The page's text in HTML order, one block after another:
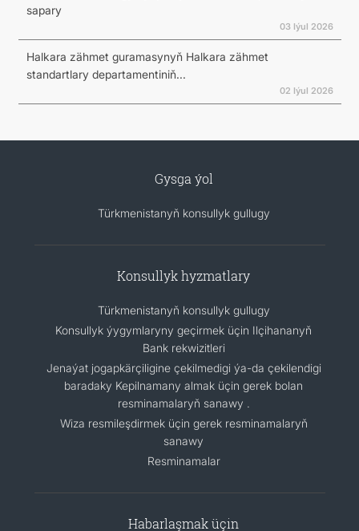
sapary
03 Iýul 2026
Halkara zähmet guramasynyň Halkara zähmet
standartlary departamentiniň...
02 Iýul 2026
Gysga ýol
Türkmenistanyň konsullyk gullugy
Konsullyk hyzmatlary
Türkmenistanyň konsullyk gullugy
Konsullyk ýygymlaryny geçirmek üçin Ilçihananyň
Bank rekwizitleri
Jenaýat jogapkärçiligine çekilmedigi ýa-da çekilendigi
baradaky Kepilnamany almak üçin gerek bolan
resminamalaryň sanawy .
Wiza resmileşdirmek üçin gerek resminamalaryň
sanawy
Resminamalar
Habarlaşmak üçin